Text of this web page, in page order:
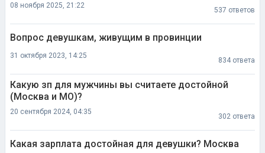
08 ноября 2025, 21:22
537 ответов
Вопрос девушкам, живущим в провинции
31 октября 2023, 14:25
834 ответа
Какую зп для мужчины вы считаете достойной
(Москва и МО)?
20 сентября 2024, 04:35
302 ответа
Какая зарплата достойная для девушки? Москва